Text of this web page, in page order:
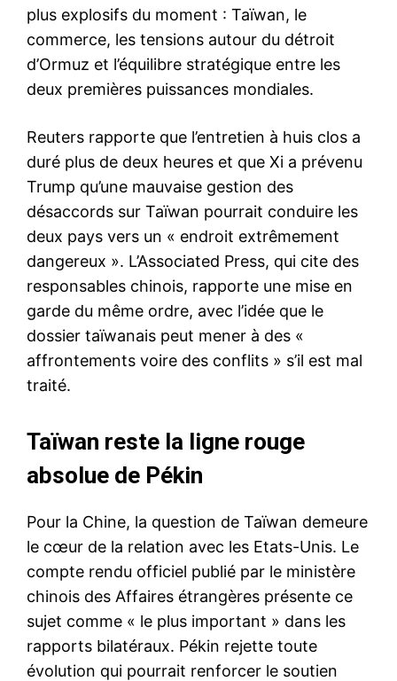
plus explosifs du moment : Taïwan, le
commerce, les tensions autour du détroit
d’Ormuz et l’équilibre stratégique entre les
deux premières puissances mondiales.
Reuters rapporte que l’entretien à huis clos a
duré plus de deux heures et que Xi a prévenu
Trump qu’une mauvaise gestion des
désaccords sur Taïwan pourrait conduire les
deux pays vers un « endroit extrêmement
dangereux ». L’Associated Press, qui cite des
responsables chinois, rapporte une mise en
garde du même ordre, avec l’idée que le
dossier taïwanais peut mener à des «
affrontements voire des conflits » s’il est mal
traité.
Taïwan reste la ligne rouge
absolue de Pékin
Pour la Chine, la question de Taïwan demeure
le cœur de la relation avec les Etats-Unis. Le
compte rendu officiel publié par le ministère
chinois des Affaires étrangères présente ce
sujet comme « le plus important » dans les
rapports bilatéraux. Pékin rejette toute
évolution qui pourrait renforcer le soutien